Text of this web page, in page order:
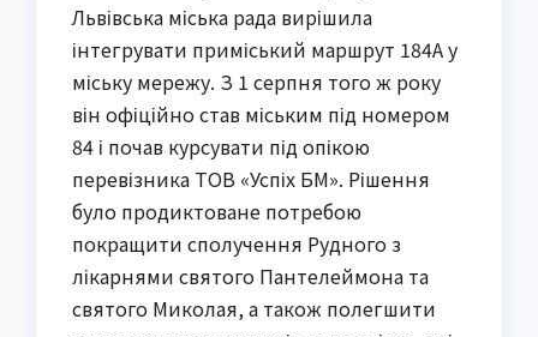
Львівська міська рада вирішила
інтегрувати приміський маршрут 184А у
міську мережу. З 1 серпня того ж року
він офіційно став міським під номером
84 і почав курсувати під опікою
перевізника ТОВ «Успіх БМ». Рішення
було продиктоване потребою
покращити сполучення Рудного з
лікарнями святого Пантелеймона та
святого Миколая, а також полегшити